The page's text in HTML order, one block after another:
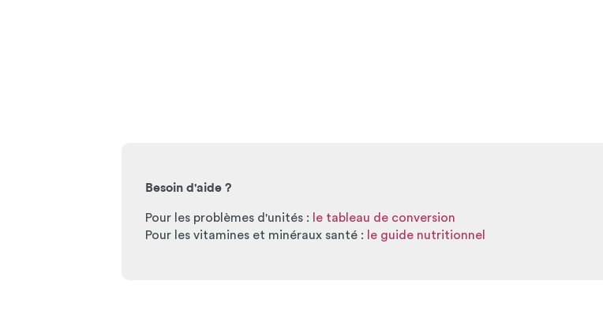
Besoin d'aide ?
Pour les problèmes d'unités :
le tableau de conversion
Pour les vitamines et minéraux santé :
le guide nutritionnel